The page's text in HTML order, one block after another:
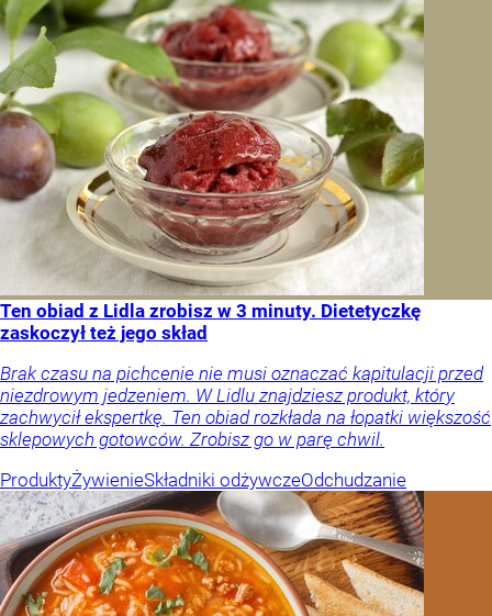
Ten obiad z Lidla zrobisz w 3 minuty. Dietetyczkę
zaskoczył też jego skład
Brak czasu na pichcenie nie musi oznaczać kapitulacji przed
niezdrowym jedzeniem. W Lidlu znajdziesz produkt, który
zachwycił ekspertkę. Ten obiad rozkłada na łopatki większość
sklepowych gotowców. Zrobisz go w parę chwil.
ProduktyŻywienieSkładniki odżywczeOdchudzanie